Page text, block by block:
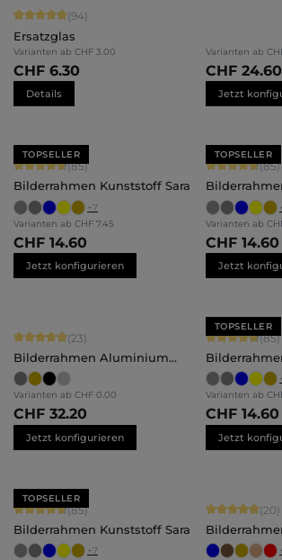
Durchschnittliche Bewertung von 4.94 von 5
(94)
Ersatzglas
Varianten ab CHF 3.00
CHF 6.30
Details
Varianten ab
CHF 24.60
Jetzt
TOPSELLER
Durchschnittliche Bewertung von 4.71 von 5
(85)
Bilderrahmen Kunststoff Sara
+7
Varianten ab CHF 7.45
CHF 14.60
Jetzt konfigurieren
TOPSELLER
(85)
Varianten ab
CHF 14.60
Jetzt
Durchschnittliche Bewertung von 4.91 von 5
(23)
Bilderrahmen Aluminium
Noah
Varianten ab CHF 0.00
CHF 32.20
Jetzt konfigurieren
TOPSELLER
(85)
Varianten ab
CHF 14.60
Jetzt
TOPSELLER
Durchschnittliche Bewertung von 4.71 von 5
(85)
Bilderrahmen Kunststoff Sara
+7
(20)